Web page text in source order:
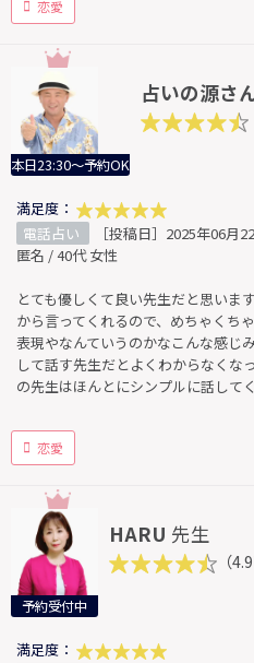
恋愛
本日23:30～予約OK
占いの源さ
満足度：
電話占い
［投稿日］2025年06月
匿名 / 40代 女性
とても優しくて良い先生だと思いま
から言ってくれるので、めちゃくち
表現やなんていうのかなこんな感じ
して話す先生だとよくわからなくな
の先生はほんとにシンプルに話してく
恋愛
予約受付中
HARU 先生
（
満足度：